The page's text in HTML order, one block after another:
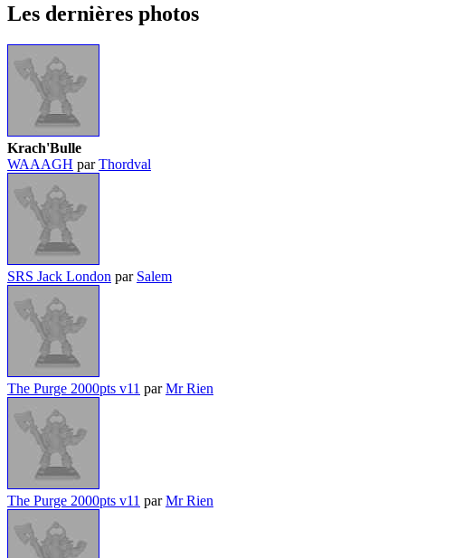
Les dernières photos
Krach'Bulle
WAAAGH parThordval
SRS Jack London par Salem
The Purge 2000pts v11 parMr Rien
The Purge 2000pts v11 parMr Rien